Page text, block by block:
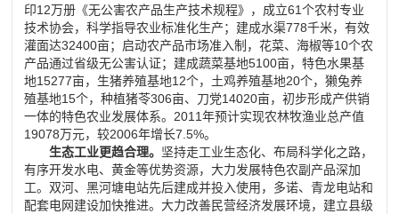
印12万册《无公害农产品生产技术规程》，成立61个农村专业
技术协会，科学指导农业标准化生产；建成水渠778千米，有效
灌面达32400亩；启动农产品市场准入制，花菜、海椒等10个农
产品通过省级无公害认证；建成蔬菜基地5100亩，特色水果基
地15277亩，生猪养殖基地12个，土鸡养殖基地20个，獭兔养
殖基地15个，种植猪苓306亩、刀党14020亩，初步形成产供销
一体的特色农业发展体系。 2011年预计实现农林牧渔业总产值
19078万元，较2006年增长7.5%。
生态工业更趋合理。 坚持走工业生态化、布局科学化之路，
有序开发水电、黄金等优势资源，大力发展特色农副产品深加
工。双河、黑河塘电站先后建成并投入使用，多诺、青龙电站和
配套电网建设加快推进。大力改善民营经济发展环境，建立县级